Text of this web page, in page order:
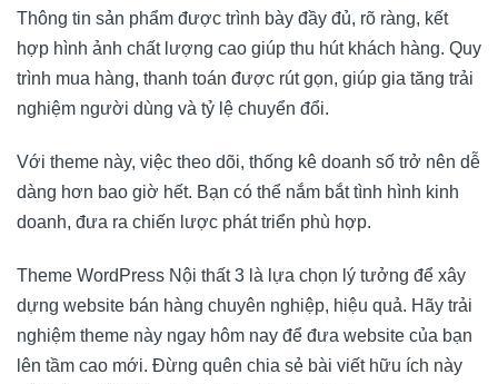
Thông tin sản phẩm được trình bày đầy đủ, rõ ràng, kết
hợp hình ảnh chất lượng cao giúp thu hút khách hàng. Quy
trình mua hàng, thanh toán được rút gọn, giúp gia tăng trải
nghiệm người dùng và tỷ lệ chuyển đổi.
Với theme này, việc theo dõi, thống kê doanh số trở nên dễ
dàng hơn bao giờ hết. Bạn có thể nắm bắt tình hình kinh
doanh, đưa ra chiến lược phát triển phù hợp.
Theme WordPress Nội thất 3 là lựa chọn lý tưởng để xây
dựng website bán hàng chuyên nghiệp, hiệu quả. Hãy trải
nghiệm theme này ngay hôm nay để đưa website của bạn
lên tầm cao mới. Đừng quên chia sẻ bài viết hữu ích này